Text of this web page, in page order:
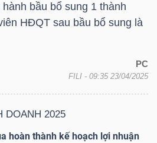
bầu bổ sung 1 thành
HĐQT sau bầu bổ sung là
PC
FILI - 09:35 23/04/2025
DOANH 2025
hoàn thành kế hoạch lợi nhuận